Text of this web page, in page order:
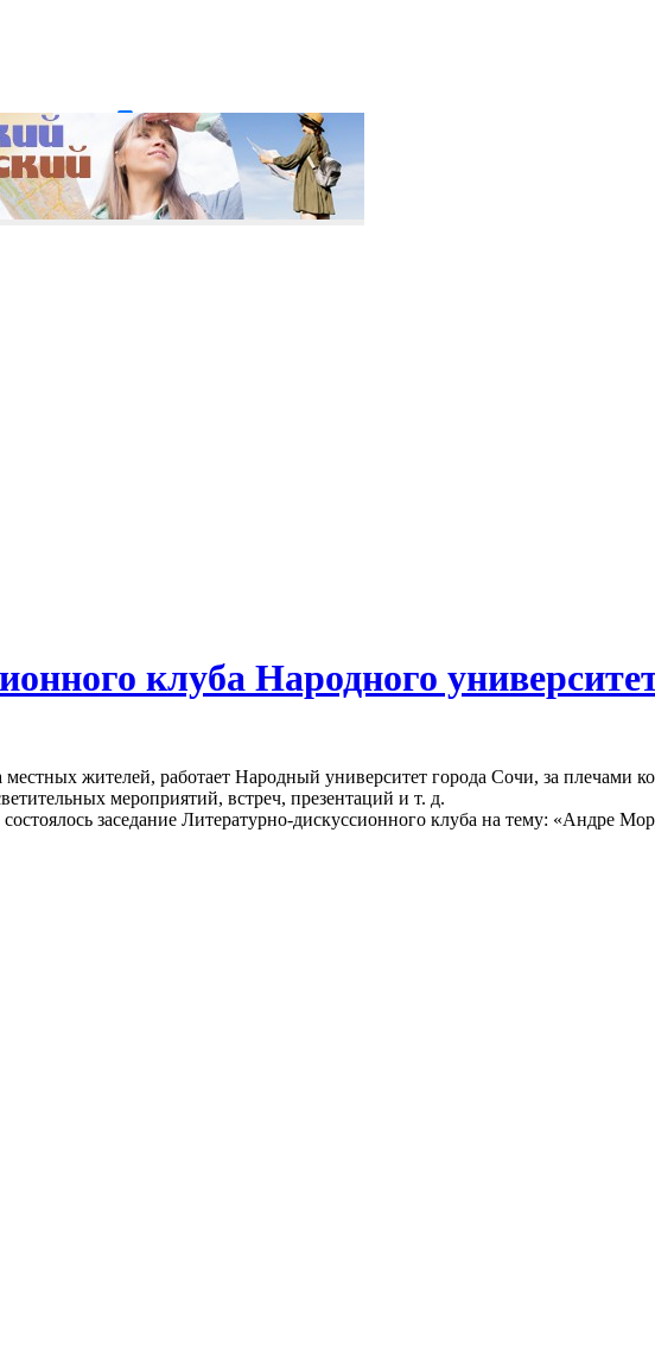
Регистрация
клуба Народного
жителей, работает Народный университет города Сочи, за плечами
мероприятий, встреч, презентаций и т. д.
заседание Литературно-дискуссионного клуба на тему: «Андре